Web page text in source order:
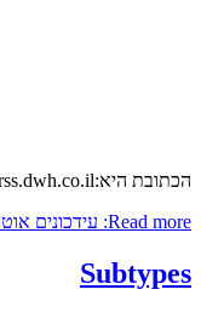
הכתובת היא:http://rss.dwh.co.il
Read more: עידכונים אוטומטים
Subtypes